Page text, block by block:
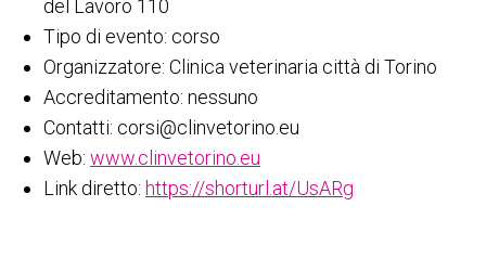
del Lavoro 110
Tipo di evento: corso
Organizzatore: Clinica veterinaria città di Torino
Accreditamento: nessuno
Contatti: corsi@clinvetorino.eu
Web: www.clinvetorino.eu
Link diretto: https://shorturl.at/UsARg